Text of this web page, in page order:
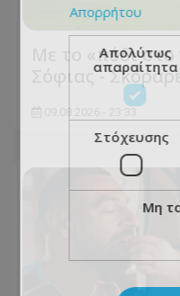
Με το «πόδι
Σόφιας -
Απορρήτου
Απολύτως
απαραίτητα
Στόχευσης
Μη